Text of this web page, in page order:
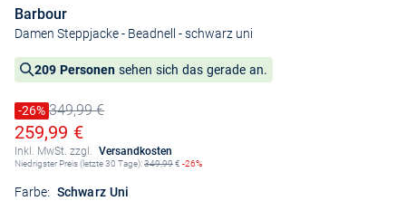
Barbour
Damen Steppjacke - Beadnell - schwarz uni
209 Personen sehen sich das gerade an.
Preis reduziert um
-26%
Alter Preis349,99 €
Ermäßigter Preis
259,99 €
Inkl. MwSt. zzgl. Versandkosten
Niedrigster Preis (letzte 30 Tage):349,99€ -26%
Farbe: Schwarz Uni